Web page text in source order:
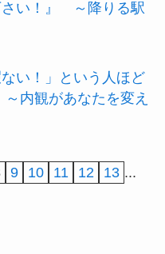
さい！』 ～降りる駅
い！」という人ほど
内観があなたを変え
9 10 11 12 13 ...